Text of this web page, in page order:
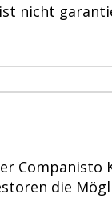
nicht
Companisto
die